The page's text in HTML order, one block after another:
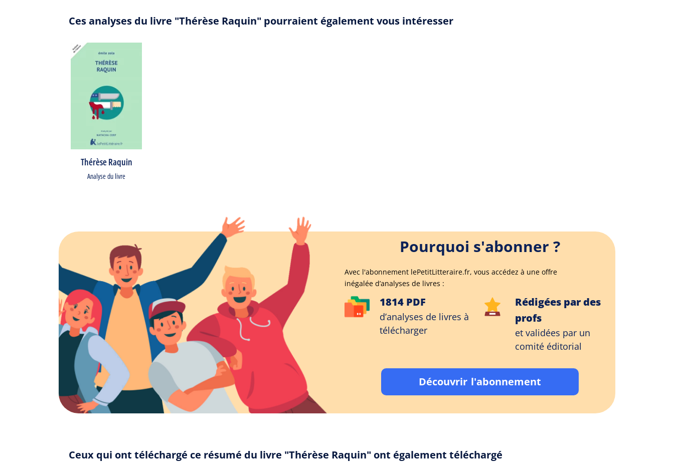
Ces analyses du livre "Thérèse Raquin" pourraient également vous intéresser
Thérèse Raquin
Analyse du livre
Pourquoi s'abonner ?
Avec l'abonnement lePetitLitteraire.fr, vous accédez à une offre
inégalée d’analyses de livres :
1814 PDF
d’analyses de livres à
télécharger
Rédigées par des
profs
et validées par un
comité éditorial
Découvrir l'abonnement
Ceux qui ont téléchargé ce résumé du livre "Thérèse Raquin" ont également téléchargé